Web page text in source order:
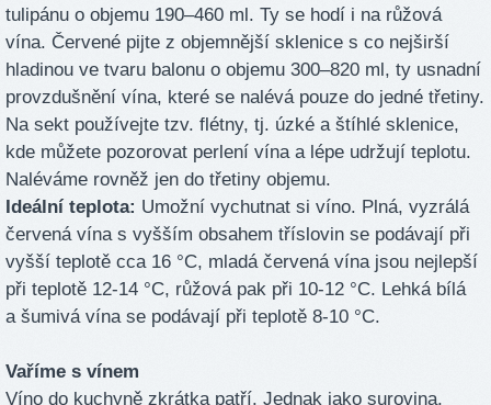
tulipánu o objemu 190–460 ml. Ty se hodí i na růžová
vína. Červené pijte z objemnější sklenice s co nejširší
hladinou ve tvaru balonu o objemu 300–820 ml, ty usnadní
provzdušnění vína, které se nalévá pouze do jedné třetiny.
Na sekt používejte tzv. flétny, tj. úzké a štíhlé sklenice,
kde můžete pozorovat perlení vína a lépe udržují teplotu.
Naléváme rovněž jen do třetiny objemu.
Ideální teplota: Umožní vychutnat si víno. Plná, vyzrálá
červená vína s vyšším obsahem tříslovin se podávají při
vyšší teplotě cca 16 °C, mladá červená vína jsou nejlepší
při teplotě 12-14 °C, růžová pak při 10-12 °C. Lehká bílá
a šumivá vína se podávají při teplotě 8-10 °C.
Vaříme s vínem
Víno do kuchyně zkrátka patří. Jednak jako surovina,